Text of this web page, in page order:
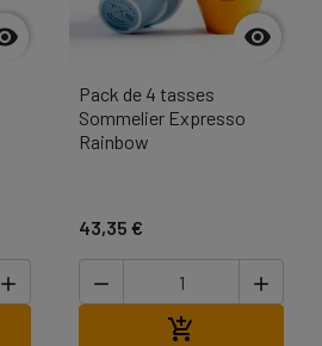


Pack de 4 tasses
Sommelier Expresso
Rainbow
43,35 €
 
